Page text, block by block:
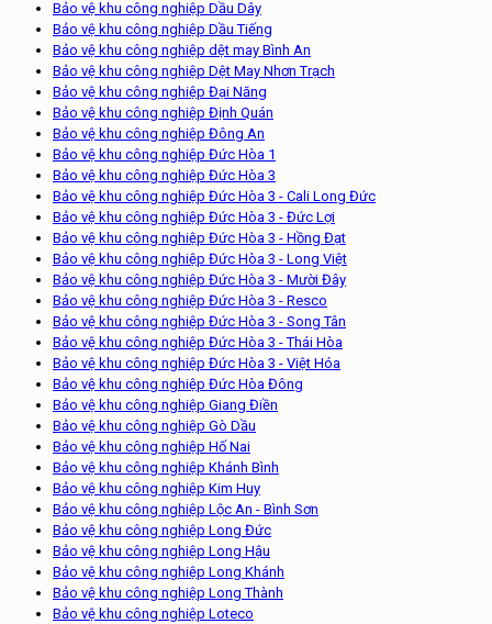
Bảo vệ khu công nghiệp Dầu Dây
Bảo vệ khu công nghiệp Dầu Tiếng
Bảo vệ khu công nghiệp dệt may Bình An
Bảo vệ khu công nghiệp Dệt May Nhơn Trạch
Bảo vệ khu công nghiệp Đại Năng
Bảo vệ khu công nghiệp Định Quán
Bảo vệ khu công nghiệp Đông An
Bảo vệ khu công nghiệp Đức Hòa 1
Bảo vệ khu công nghiệp Đức Hòa 3
Bảo vệ khu công nghiệp Đức Hòa 3 - Cali Long Đức
Bảo vệ khu công nghiệp Đức Hòa 3 - Đức Lợi
Bảo vệ khu công nghiệp Đức Hòa 3 - Hồng Đạt
Bảo vệ khu công nghiệp Đức Hòa 3 - Long Việt
Bảo vệ khu công nghiệp Đức Hòa 3 - Mười Đây
Bảo vệ khu công nghiệp Đức Hòa 3 - Resco
Bảo vệ khu công nghiệp Đức Hòa 3 - Song Tân
Bảo vệ khu công nghiệp Đức Hòa 3 - Thái Hòa
Bảo vệ khu công nghiệp Đức Hòa 3 - Việt Hóa
Bảo vệ khu công nghiệp Đức Hòa Đông
Bảo vệ khu công nghiệp Giang Điền
Bảo vệ khu công nghiệp Gò Dầu
Bảo vệ khu công nghiệp Hố Nai
Bảo vệ khu công nghiệp Khánh Bình
Bảo vệ khu công nghiệp Kim Huy
Bảo vệ khu công nghiệp Lộc An - Bình Sơn
Bảo vệ khu công nghiệp Long Đức
Bảo vệ khu công nghiệp Long Hậu
Bảo vệ khu công nghiệp Long Khánh
Bảo vệ khu công nghiệp Long Thành
Bảo vệ khu công nghiệp Loteco